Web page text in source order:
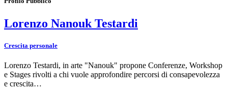
Lorenzo Nanouk Testardi
Crescita personale
Lorenzo Testardi, in arte "Nanouk" propone Conferenze, Workshop
e Stages rivolti a chi vuole approfondire percorsi di consapevolezza
e crescita…